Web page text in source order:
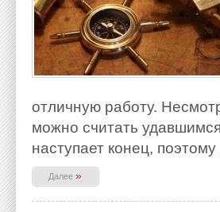
отличную работу.
можно считать
наступает конец,
Далее»